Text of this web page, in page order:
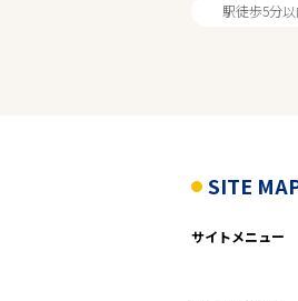
駅徒歩5分
SITE
サイトメニュー